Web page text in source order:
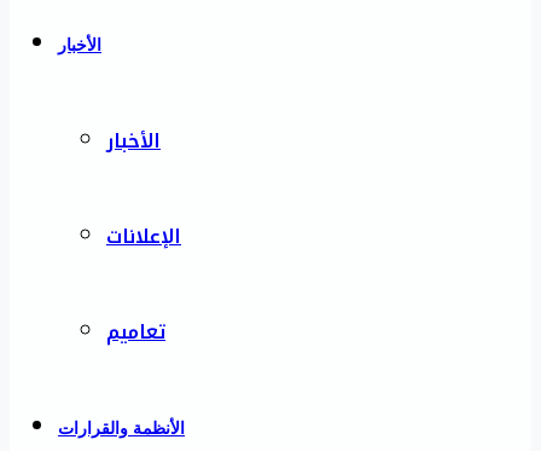
الأخبار
الأخبار
الإعلانات
تعاميم
الأنظمة والقرارات